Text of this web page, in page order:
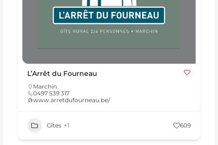
L’Arrêt du Fourneau
Marchin
0497 539 317
www.arretdufourneau.be/
Gîtes +1 609